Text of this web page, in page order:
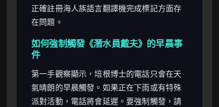
正確註冊海人族語言翻譯機完成標記方面存
在問題。
如何強制觸發《潛水員戴夫》的早晨事
件
第一手觀察顯示，培根博士的電話只會在天
氣晴朗的早晨觸發。如果正在下雨或有特殊
派對活動，電話將會延遲。要強制觸發，請